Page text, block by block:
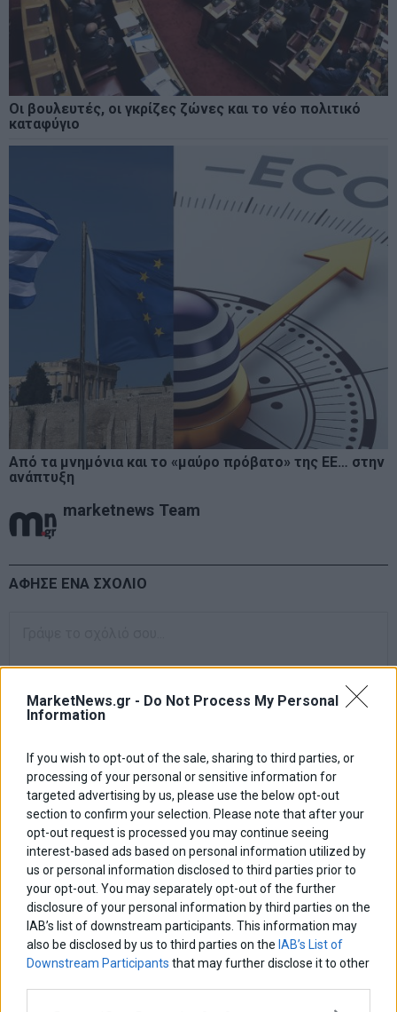
MarketNews.gr - Do Not Process My Personal
Information
If you wish to opt-out of the sale, sharing to third parties, or
processing of your personal or sensitive information for
targeted advertising by us, please use the below opt-out
section to confirm your selection. Please note that after your
opt-out request is processed you may continue seeing
interest-based ads based on personal information utilized by
us or personal information disclosed to third parties prior to
your opt-out. You may separately opt-out of the further
disclosure of your personal information by third parties on the
IAB’s list of downstream participants. This information may
also be disclosed by us to third parties on the IAB’s List of
Downstream Participants that may further disclose it to other
Οι βουλευτές, οι γκρίζες ζώνες και το νέο πολιτικό
καταφύγιο
Από τα μνημόνια και το «μαύρο πρόβατο» της ΕΕ… στην
ανάπτυξη
marketnews Team
ΑΦΗΣΕ ΕΝΑ ΣΧΟΛΙΟ
Αποθήκευσε το όνομά μου, email, και τον ιστότοπο μου σε αυτόν
τον πλοηγό για την επόμενη φορά που θα σχολιάσω.